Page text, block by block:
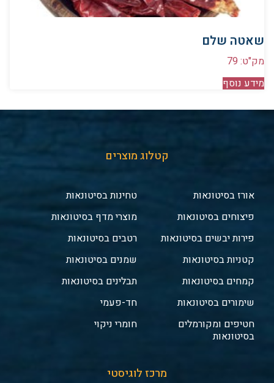
שאטה שלם
מק"ט: 79
מידע נוסף
קטלוג מוצרים
אורז בסיטונאות
פיצוחים בסיטונאות
פירות יבשים בסיטונאות
קטניות בסיטונאות
קמחים בסיטונאות
שימורים בסיטונאות
חטיפים ומקורמלים
בסיטונאות
טחינות בסיטונאות
מוצרי מדף בסיטונאות
רטבים בסיטונאות
שמנים בסיטונאות
תבלינים בסיטונאות
חד-פעמי
חומרי ניקוי
מרכז לוגיסטי